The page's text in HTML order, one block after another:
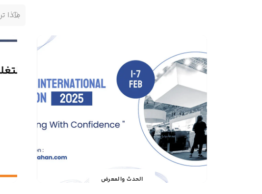
الحدث والمعرض